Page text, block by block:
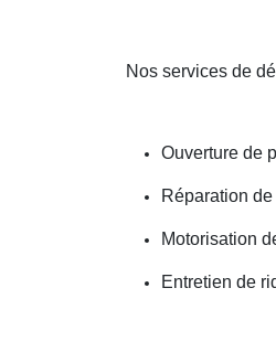
Nos services de
Ouverture de
Réparation
Motorisation
Entretien de